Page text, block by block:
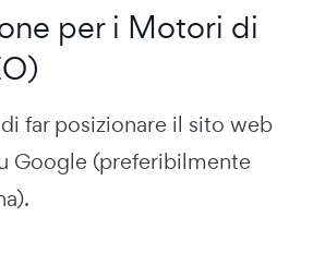
per i Motori di
far posizionare il sito web
Google (preferibilmente